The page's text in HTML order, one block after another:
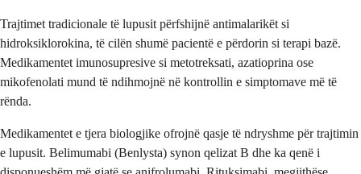
Trajtimet tradicionale të lupusit përfshijnë antimalarikët si
hidroksiklorokina, të cilën shumë pacientë e përdorin si terapi bazë.
Medikamentet imunosupresive si metotreksati, azatioprina ose
mikofenolati mund të ndihmojnë në kontrollin e simptomave më të
rënda.
Medikamentet e tjera biologjike ofrojnë qasje të ndryshme për trajtimin
e lupusit. Belimumabi (Benlysta) synon qelizat B dhe ka qenë i